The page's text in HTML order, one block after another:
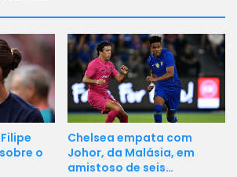
o
Chelsea empata com
Johor, da Malásia, em
amistoso de seis…